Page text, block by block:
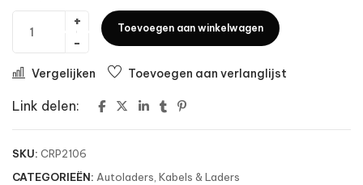
Toevoegen aan winkelwagen
Vergelijken Toevoegen aan verlanglijst
Link delen:
SKU: CRP2106
CATEGORIEËN: Autoladers Kabels & Laders